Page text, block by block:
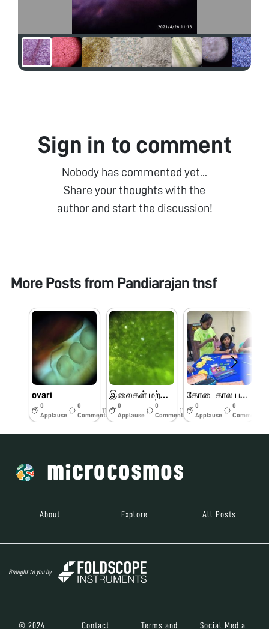
Sign in to comment
Nobody has commented yet...
Share your thoughts with the
author and start the discussion!
More Posts from Pandiarajan tnsf
ovari
0
Applause
0
Comments
11w
இலைகள் மற்றும் பூக்களின் பாகங்கள்
0
Applause
0
Comments
11w
கோடைகால பயிற்சி முகாம் பெரியார் அறிவியல் மையம்
0
Applause
0
Comments
About Explore All Posts
Brought to you by
© 2024 Contact Terms and Social Media